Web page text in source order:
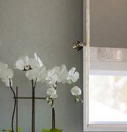
Telephone
+46 (0) 8 -
Copyright ©